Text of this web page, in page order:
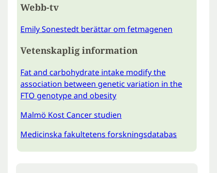
Webb-tv
Emily Sonestedt berättar om fetmagenen
Vetenskaplig information
Fat and carbohydrate intake modify the
association between genetic variation in the
FTO genotype and obesity
Malmö Kost Cancer studien
Medicinska fakultetens forskningsdatabas